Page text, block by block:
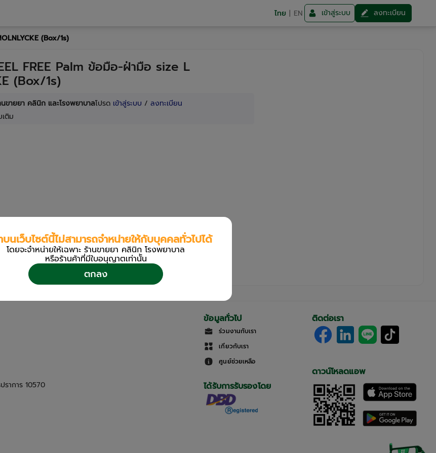
ไทย | EN เข้าสู่ระบบ ลงทะเบียน
(Box/1s)
FREE Palm ข้อมือ-ฝ่ามือ size L
(Box/1s)
นขายยา คลินิก และโรงพยาบาลโปรด เข้าสู่ระบบ / ลงทะเบียน
ติม
าการ 10570
ข้อมูลทั่วไป
ร่วมงานกับเรา
เกี่ยวกับเรา
ศูนย์ช่วยเหลือ
ได้รับการรับรองโดย
ติดต่อเรา
ดาวน์โหลดแอพ
นเว็บไซต์นี้ไม่สามารถจำหน่ายให้กับบุคคลทั่วไปได้
โดยจะจำหน่ายให้เฉพาะ ร้านขายยา คลินิก โรงพยาบาล
หรือร้านค้าที่มีใบอนุญาตเท่านััน
ตกลง